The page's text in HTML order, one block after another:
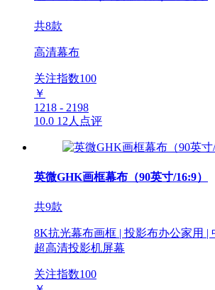
共8款
高清幕布
关注指数100
￥
1218 - 2198
10.0 12人点评
英微GHK画框幕布（90英寸/16:9）
共9款
8K抗光幕布画框 | 投影布办公家用 |
超高清投影机屏幕
关注指数100